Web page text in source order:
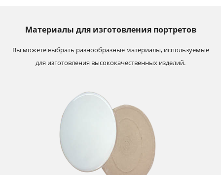
Материалы для изготовления портретов
Вы можете выбрать разнообразные материалы, используемые
для изготовления высококачественных изделий.